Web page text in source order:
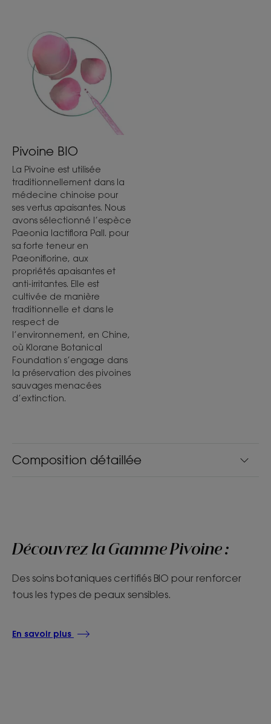
Composition détaillée
Pivoine BIO
La Pivoine est utilisée
traditionnellement dans la
médecine chinoise pour
ses vertus apaisantes. Nous
avons sélectionné l’espèce
Paeonia lactiflora Pall. pour
sa forte teneur en
Paeoniflorine, aux
propriétés apaisantes et
anti-irritantes. Elle est
cultivée de manière
traditionnelle et dans le
respect de
l’environnement, en Chine,
où Klorane Botanical
Foundation s’engage dans
la préservation des pivoines
sauvages menacées
d’extinction.
Découvrez la Gamme Pivoine :
Des soins botaniques certifiés BIO​ pour renforcer
tous les types de peaux sensibles.
En savoir plus